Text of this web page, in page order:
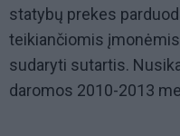
statybų prekes
teikiančiomis
sudaryti sutartis.
daromos 2010-2013